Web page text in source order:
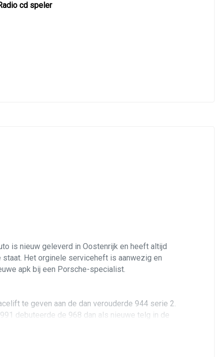
cd speler
is nieuw geleverd in Oostenrijk en heeft altijd
Het orginele serviceheft is aanwezig en
apk bij een Porsche-specialist.
te geven aan de dan verouderde 944 serie 2.
debuteerde de 968 dan als nieuwe telg in de